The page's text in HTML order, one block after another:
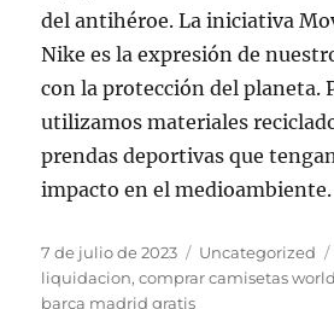
del antihéroe. La iniciativa
Nike es la expresión de
con la protección del planeta.
utilizamos materiales
prendas deportivas que
impacto en el medioambiente.
Publicado
el
7 de julio de 2023 Categorías
Uncategorized
liquidacion,comprar camisetas
barça madrid gratis